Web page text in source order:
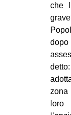
che
dopo
loro